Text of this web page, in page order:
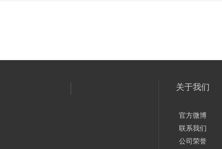
关于我们
官方微博
联系我们
公司荣誉